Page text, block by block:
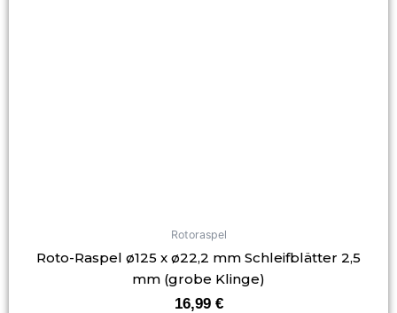
Rotoraspel
Roto-Raspel ø125 x ø22,2 mm Schleifblätter 2,5
mm (grobe Klinge)
16,99 €